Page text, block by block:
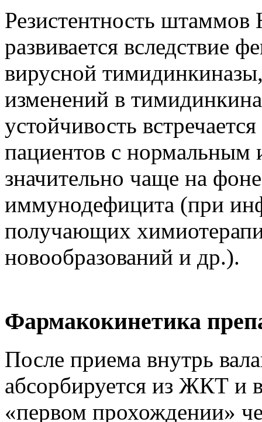
Резистентность
развивается вследствие
вирусной
изменений в
устойчивость
пациентов с нормальным
значительно чаще на
иммунодефицита (при
получающих
новообразований и др.).
Фармакокинетика
После приема внутрь
абсорбируется из ЖКТ и
«первом прохождении»